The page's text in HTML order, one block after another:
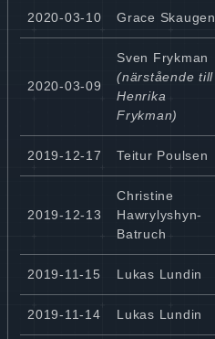
2020-03-10 Grace Skaugen
2020-03-09
Sven Frykman
(närstående till
Henrika
Frykman)
2019-12-17 Teitur Poulsen
2019-12-13
Christine
Hawrylyshyn-
Batruch
2019-11-15 Lukas Lundin
2019-11-14 Lukas Lundin